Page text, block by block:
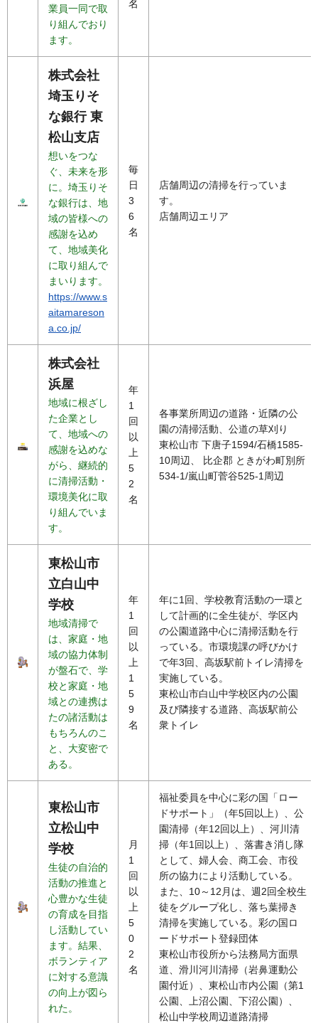
業員一同で取
り組んでおり
ます。
名
株式会社
埼玉りそ
な銀行 東
松山支店
想いをつな
ぐ、未来を形
に。埼玉りそ
な銀行は、地
域の皆様への
感謝を込め
て、地域美化
に取り組んで
まいります。
https://www.s
aitamareson
a.co.jp/
毎
日
3
6
名
店舗周辺の清掃を行っていま
す。
店舗周辺エリア
株式会社
浜屋
地域に根ざし
た企業とし
て、地域への
感謝を込めな
がら、継続的
に清掃活動・
環境美化に取
り組んでいま
す。
年
1
回
以
上
5
2
名
各事業所周辺の道路・近隣の公
園の清掃活動、公道の草刈り
東松山市 下唐子1594/石橋1585-
10周辺、 比企郡 ときがわ町別所
534-1/嵐山町菅谷525-1周辺
東松山市
立白山中
学校
地域清掃で
は、家庭・地
域の協力体制
が盤石で、学
校と家庭・地
域との連携は
たの諸活動は
もちろんのこ
と、大変密で
ある。
年
1
回
以
上
1
5
9
名
年に1回、学校教育活動の一環と
して計画的に全生徒が、学区内
の公園道路中心に清掃活動を行
っている。市環境課の呼びかけ
で年3回、高坂駅前トイレ清掃を
実施している。
東松山市白山中学校区内の公園
及び隣接する道路、高坂駅前公
衆トイレ
東松山市
立松山中
学校
生徒の自治的
活動の推進と
心豊かな生徒
の育成を目指
し活動してい
ます。結果、
ボランティア
に対する意識
の向上が図ら
れた。
月
1
回
以
上
5
0
2
名
福祉委員を中心に彩の国「ロー
ドサポート」（年5回以上）、公
園清掃（年12回以上）、河川清
掃（年1回以上）、落書き消し隊
として、婦人会、商工会、市役
所の協力により活動している。
また、10～12月は、週2回全校生
徒をグループ化し、落ち葉掃き
清掃を実施している。彩の国ロ
ードサポート登録団体
東松山市役所から法務局方面県
道、滑川河川清掃（岩鼻運動公
園付近）、東松山市内公園（第1
公園、上沼公園、下沼公園）、
松山中学校周辺道路清掃